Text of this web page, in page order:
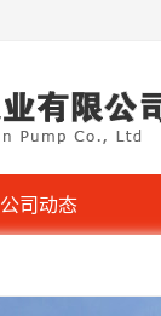
公司动态